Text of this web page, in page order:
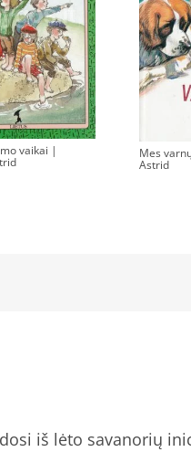
vaikai |
Mes
Astrid
iš lėto savanorių